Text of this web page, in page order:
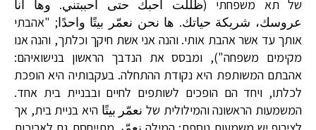
של תא משפחתי (ظللت أحبك حتى أحببتني. وها أنا
عروسك، شريكة حياتك. ها نحن نعمّر بيتًا واحدًا; "אהבתי
אותך עד אשר אהבת אותי. והנה אני אשת חיקך וכלתך, והנה אנו
מקימים משפחה"), ומבסס את הנדבך הראשון בנישואיהם:
אהבתם המשותפת היא נקודת ההתחלה. בעקבותיה היא הופכת
לכלתו, ויחד הם הופכים לשותפים לחיים ובבניית בית אחד.
המשמעות הראשונה והמילולית של نعمّر بيتًا היא בניית בית, אך